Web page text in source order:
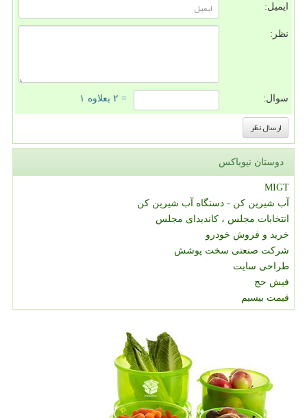
ایمیل:
نظر:
سوال: = ۲ بعلاوه ۱
دوستان نیوباکس
MIGT
آب شیرین کن - دستگاه آب شیرین کن
انتخابات مجلس ، کاندیدای مجلس
خرید و فروش خودرو
شرکت صنعتی سخت پوشش
طراحی سایت
فیش حج
قیمت بیسیم